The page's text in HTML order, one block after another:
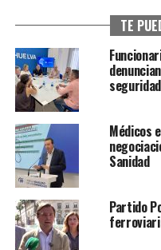
TE
seguridad
Médicos
Sanidad
Partido